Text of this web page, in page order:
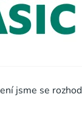
jsme se